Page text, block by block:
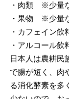
・肉類 ※少量
・果物 ※少量
・カフェイン飲
・アルコール飲
日本人は農耕民
で腸が短く、肉
る消化酵素を多